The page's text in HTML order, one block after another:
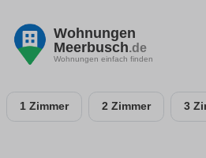
Wohnungen
Meerbusch.de
Wohnungen einfach finden
1 Zimmer 2 Zimmer 3